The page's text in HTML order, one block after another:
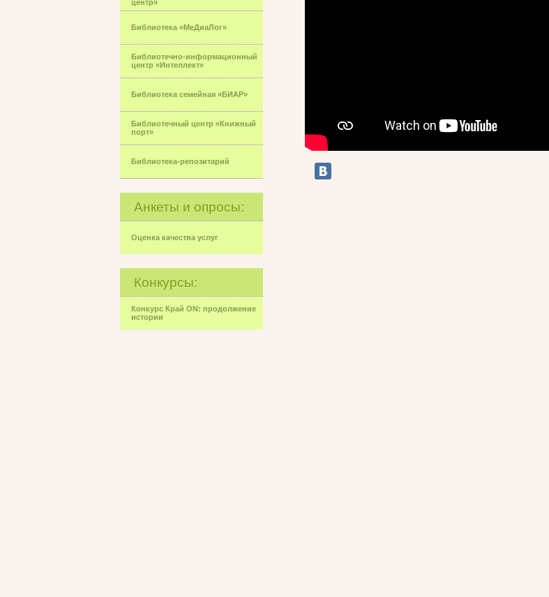
центр»
Библиотека «МеДиаЛог»
Библиотечно-информационный
центр «Интеллект»
Библиотека семейная «БИАР»
Библиотечный центр «Книжный
порт»
Библиотека-репозитарий
Анкеты и опросы:
Оценка качества услуг
Конкурсы:
Конкурс Край ON: продолжение
истории